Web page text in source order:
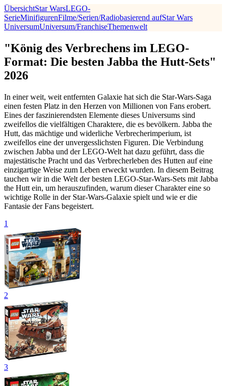
ÜbersichtStar WarsLEGO-
SerieMinifigurenFilme/Serien/Radiobasierend aufStar Wars
UniversumUniversum/FranchiseThemenwelt
"König des Verbrechens im LEGO-
Format: Die besten Jabba the Hutt-Sets"
2026
In einer weit, weit entfernten Galaxie hat sich die Star-Wars-Saga
einen festen Platz in den Herzen von Millionen von Fans erobert.
Eines der faszinierendsten Elemente dieses Universums sind
zweifellos die vielfältigen Charaktere, die es bevölkern. Jabba the
Hutt, das mächtige und widerliche Verbrecherimperium, ist
zweifellos eine der unvergesslichsten Figuren. Die Verbindung
zwischen Jabba und der LEGO-Welt hat dazu geführt, dass die
majestätische Pracht und das Verbrecherleben des Hutten auf eine
einzigartige Weise zum Leben erweckt wurden. In diesem Beitrag
tauchen wir in die Welt der besten LEGO-Star-Wars-Sets mit Jabba
the Hutt ein, um herauszufinden, warum dieser Charakter eine so
wichtige Rolle in der Star-Wars-Galaxie spielt und wie er die
Fantasie der Fans begeistert.
1
2
3